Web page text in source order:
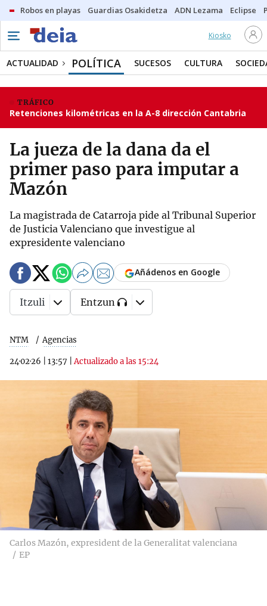
Robos en playas Guardias Osakidetza ADN Lezama Eclipse
Kiosko
ACTUALIDAD POLÍTICA SUCESOS CULTURA
TRÁFICO
Retenciones kilométricas en la A-8 dirección Cantabria
La jueza de la dana da el
primer paso para imputar a
Mazón
La magistrada de Catarroja pide al Tribunal Superior
de Justicia Valenciano que investigue al
expresidente valenciano
NTM Agencias
24·02·26 13:57 |Actualizado a las 15:24
Añádenos en Google
Itzuli Entzun
Carlos Mazón, expresident de la Generalitat valenciana
EP